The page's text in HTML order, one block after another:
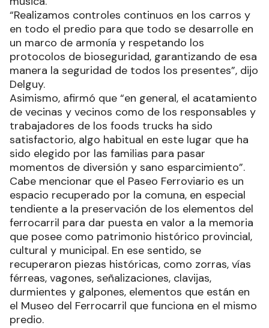
“Realizamos controles continuos en los carros y
en todo el predio para que todo se desarrolle en
un marco de armonía y respetando los
protocolos de bioseguridad, garantizando de esa
manera la seguridad de todos los presentes”, dijo
Delguy.
Asimismo, afirmó que “en general, el acatamiento
de vecinas y vecinos como de los responsables y
trabajadores de los foods trucks ha sido
satisfactorio, algo habitual en este lugar que ha
sido elegido por las familias para pasar
momentos de diversión y sano esparcimiento”.
Cabe mencionar que el Paseo Ferroviario es un
espacio recuperado por la comuna, en especial
tendiente a la preservación de los elementos del
ferrocarril para dar puesta en valor a la memoria
que posee como patrimonio histórico provincial,
cultural y municipal. En ese sentido, se
recuperaron piezas históricas, como zorras, vías
férreas, vagones, señalizaciones, clavijas,
durmientes y galpones, elementos que están en
el Museo del Ferrocarril que funciona en el mismo
predio.